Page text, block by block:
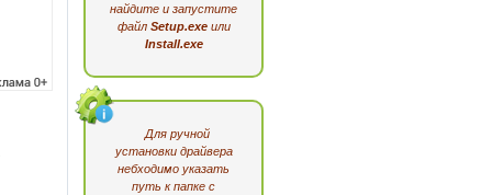
найдите и запустите
файл Setup.exeили
Install.exe
Для ручной
установки драйвера
небходимо указать
путь к папке с